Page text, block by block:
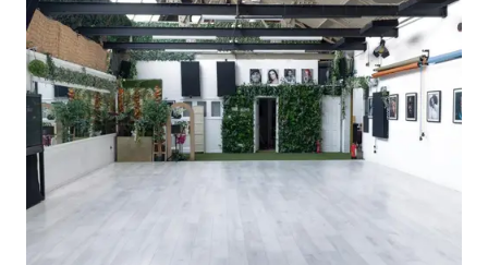
vibrantes et souvent humoristiques. Notre emplacement est
dans une rue calme, piétonne et attrayante, avec un excellent
restaurant et bar à vin comm